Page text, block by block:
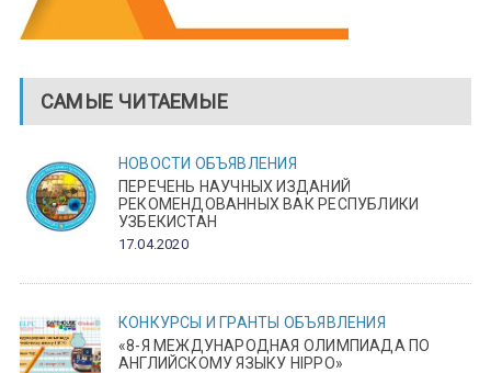
САМЫЕ ЧИТАЕМЫЕ
НОВОСТИ ОБЪЯВЛЕНИЯ
ПЕРЕЧЕНЬ НАУЧНЫХ ИЗДАНИЙ
РЕКОМЕНДОВАННЫХ ВАК РЕСПУБЛИКИ
УЗБЕКИСТАН
17.04.2020
КОНКУРСЫ И ГРАНТЫ ОБЪЯВЛЕНИЯ
«8-Я МЕЖДУНАРОДНАЯ ОЛИМПИАДА ПО
АНГЛИЙСКОМУ ЯЗЫКУ HIPPO»